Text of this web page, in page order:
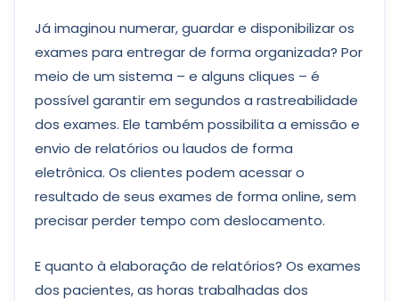
Já imaginou numerar, guardar e disponibilizar os
exames para entregar de forma organizada? Por
meio de um sistema – e alguns cliques – é
possível garantir em segundos a rastreabilidade
dos exames. Ele também possibilita a emissão e
envio de relatórios ou laudos de forma
eletrônica. Os clientes podem acessar o
resultado de seus exames de forma online, sem
precisar perder tempo com deslocamento.
E quanto à elaboração de relatórios? Os exames
dos pacientes, as horas trabalhadas dos